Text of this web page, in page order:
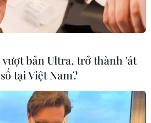
tai nạn.
vượt bản Ultra, trở thành 'át
tại Việt Nam?